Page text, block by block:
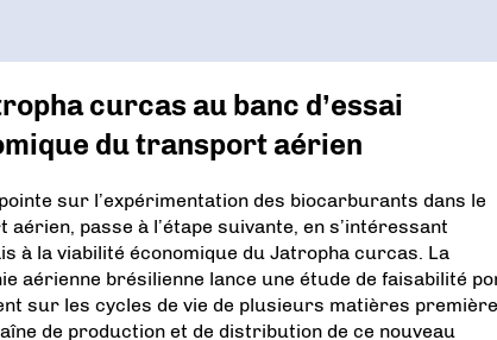
curcas au banc d’essai
du transport aérien
sur l’expérimentation des biocarburants dans le
passe à l’étape suivante, en s’intéressant
à la viabilité économique du Jatropha curcas. La
aérienne brésilienne lance une étude de faisabilité
sur les cycles de vie de plusieurs matières
de production et de distribution de ce nouveau